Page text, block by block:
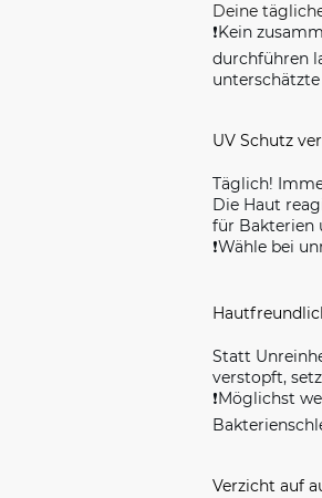
Deine
❗️Kein
durchführen
UV Schutz
Täglich!
Die Haut
für Bakterien
❗️Wähle bei
Statt
verstopft,
❗️Möglichst
Verzicht auf